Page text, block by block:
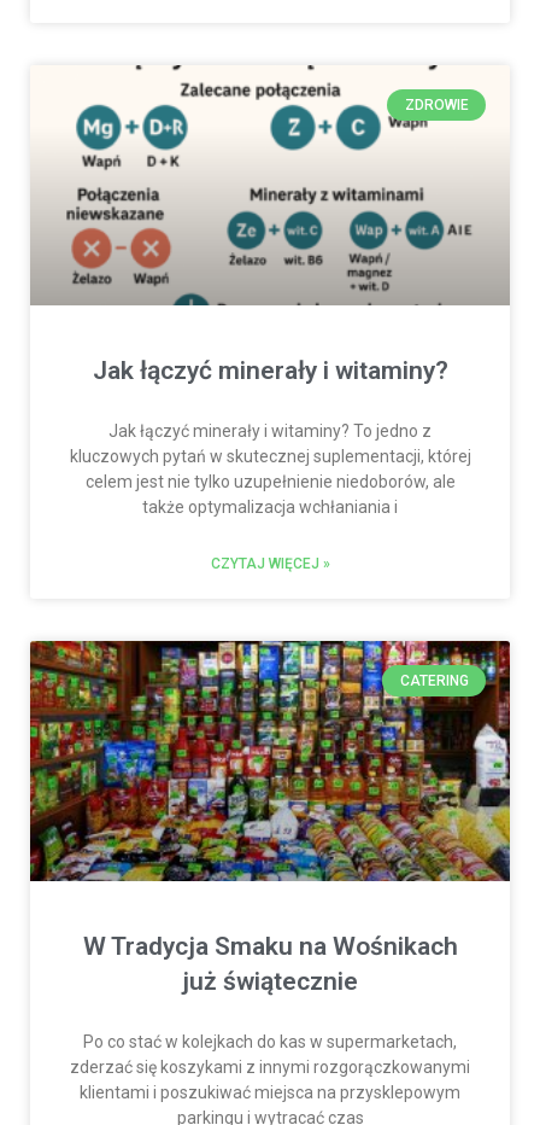
ZDROWIE
Jak łączyć minerały i witaminy?
Jak łączyć minerały i witaminy? To jedno z
kluczowych pytań w skutecznej suplementacji, której
celem jest nie tylko uzupełnienie niedoborów, ale
także optymalizacja wchłaniania i
CZYTAJ WIĘCEJ »
CATERING
W Tradycja Smaku na Wośnikach
już świątecznie
Po co stać w kolejkach do kas w supermarketach,
zderzać się koszykami z innymi rozgorączkowanymi
klientami i poszukiwać miejsca na przysklepowym
parkingu i wytracać czas